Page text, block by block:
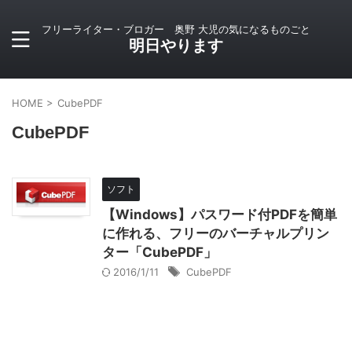
フリーライター・ブロガー 奥野 大児の気になるものごと
明日やります
HOME > CubePDF
CubePDF
ソフト
【Windows】パスワード付PDFを簡単
に作れる、フリーのバーチャルプリン
ター「CubePDF」
2016/1/11 CubePDF